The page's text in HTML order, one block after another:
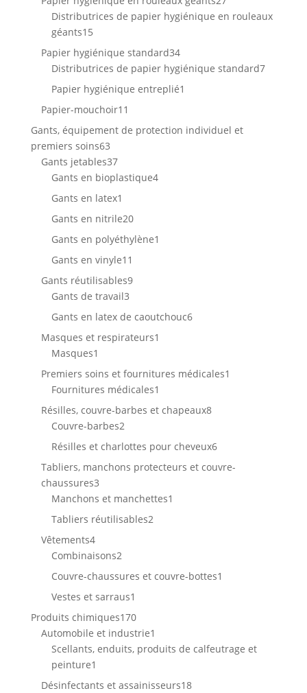
produits
Distributrices de papier hygiénique en rouleaux
géants1515
produits
Papier hygiénique standard3434
produits
Distributrices de papier hygiénique standard77
Papier hygiénique entreplié1
Papier-mouchoir11
produits
Gants, équipement de protection individuel et
premiers soins6363
produits
Gants jetables3737
produits
Gants en bioplastique44
Gants en latex1
produit
Gants en nitrile2020
produits
Gants en polyéthylène1
Gants en vinyle11
Gants réutilisables99
Gants de travail33
produits
Gants en latex de caoutchouc66
Masques et respirateurs1
Masques1
produit
Premiers soins et fournitures médicales1
Fournitures médicales1
produit
Résilles, couvre-barbes et chapeaux88
Couvre-barbes22
produits
Résilles et charlottes pour cheveux66
Tabliers, manchons protecteurs et couvre-
chaussures33
produits
Manchons et manchettes1
Tabliers réutilisables22
Vêtements44
produits
Combinaisons22
produits
Couvre-chaussures et couvre-bottes1
Vestes et sarraus1
produit
Produits chimiques170170
produits
Automobile et industrie1
produit
Scellants, enduits, produits de calfeutrage et
peinture1
produit
Désinfectants et assainisseurs1818